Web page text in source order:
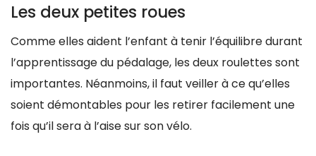
Les deux petites roues
Comme elles aident l’enfant à tenir l’équilibre durant
l’apprentissage du pédalage, les deux roulettes sont
importantes. Néanmoins, il faut veiller à ce qu’elles
soient démontables pour les retirer facilement une
fois qu’il sera à l’aise sur son vélo.